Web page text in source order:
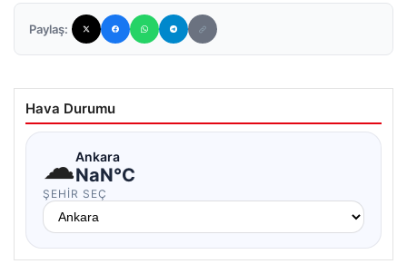
Paylaş:
Hava Durumu
☁Ankara
NaN°C
ŞEHIR SEÇ